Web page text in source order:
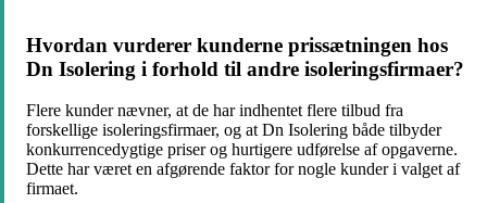
Hvordan vurderer kunderne prissætningen hos
Dn Isolering i forhold til andre isoleringsfirmaer?
Flere kunder nævner, at de har indhentet flere tilbud fra
forskellige isoleringsfirmaer, og at Dn Isolering både tilbyder
konkurrencedygtige priser og hurtigere udførelse af opgaverne.
Dette har været en afgørende faktor for nogle kunder i valget af
firmaet.